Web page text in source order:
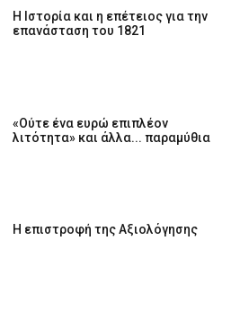
Η Ιστορία και η επέτειος για την
επανάσταση του 1821
«Ούτε ένα ευρώ επιπλέον
λιτότητα» και άλλα... παραμύθια
Η επιστροφή της Αξιολόγησης